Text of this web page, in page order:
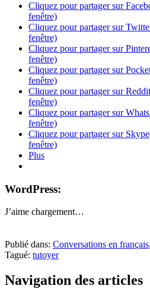
Cliquez pour partager sur
fenêtre)
Cliquez pour partager sur
fenêtre)
Cliquez pour partager sur
fenêtre)
Cliquez pour partager sur
fenêtre)
Cliquez pour partager sur
fenêtre)
Cliquez pour partager sur
fenêtre)
Cliquez pour partager sur
fenêtre)
Plus
WordPress:
J’aime chargement…
Publié dans: Conversations en français,
Tagué: tutoyer
Navigation des articles